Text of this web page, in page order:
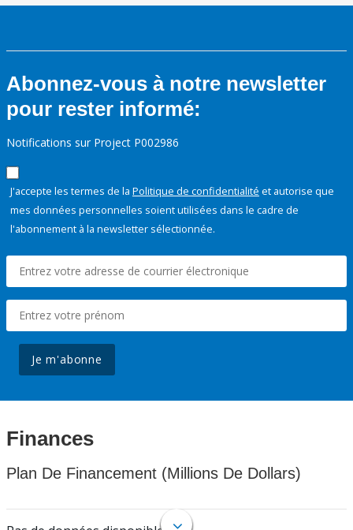
Abonnez-vous à notre newsletter
pour rester informé:
Notifications sur Project P002986
J'accepte les termes de la Politique de confidentialité et autorise que
mes données personnelles soient utilisées dans le cadre de
l'abonnement à la newsletter sélectionnée.
Je m'abonne
Finances
Plan De Financement (Millions De Dollars)